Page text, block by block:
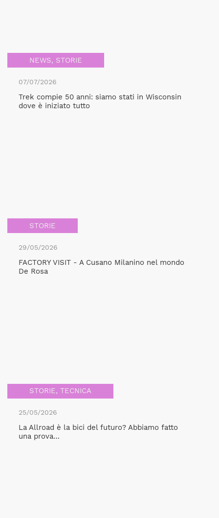
NEWS, STORIE
07/07/2026
Trek compie 50 anni: siamo stati in Wisconsin
dove è iniziato tutto
STORIE
29/05/2026
FACTORY VISIT - A Cusano Milanino nel mondo
De Rosa
STORIE, TECNICA
25/05/2026
La Allroad è la bici del futuro? Abbiamo fatto
una prova…